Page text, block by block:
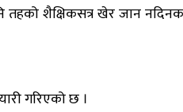
शैक्षिकसत्र खेर जान
गरिएको छ ।